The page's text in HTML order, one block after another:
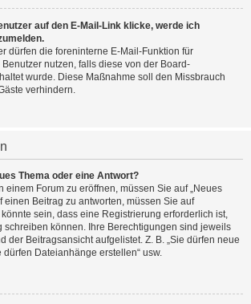
auf den E-Mail-Link klicke, werde ich
dürfen die foreninterne E-Mail-Funktion für
nutzen, falls diese von der Board-
wurde. Diese Maßnahme soll den Missbrauch
verhindern.
Thema oder eine Antwort?
einem Forum zu eröffnen, müssen Sie auf „Neues
einen Beitrag zu antworten, müssen Sie auf
könnte sein, dass eine Registrierung erforderlich ist,
schreiben können. Ihre Berechtigungen sind jeweils
der Beitragsansicht aufgelistet. Z. B. „Sie dürfen neue
dürfen Dateianhänge erstellen“ usw.